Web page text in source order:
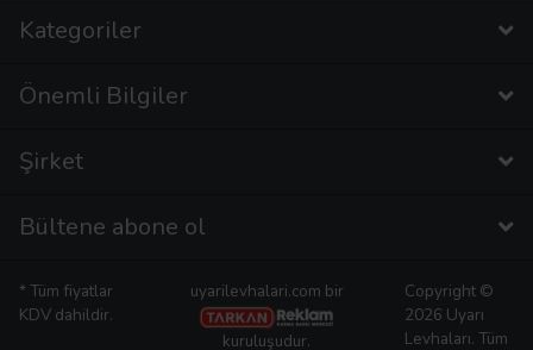
Kategoriler
Önemli Bilgiler
Şirket
Bültene abone ol
* Tüm fiyatlar
KDV dahildir.
uyarilevhalari.com bir
kuruluşudur.
Copyright ©
2026 Uyarı
Levhaları. Tüm